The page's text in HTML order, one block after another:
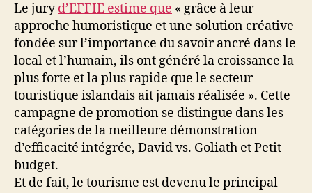
Le juryd’EFFIE estime que « grâce à leur
approche humoristique et une solution créative
fondée sur l’importance du savoir ancré dans le
local et l’humain, ils ont généré la croissance la
plus forte et la plus rapide que le secteur
touristique islandais ait jamais réalisée ». Cette
campagne de promotion se distingue dans les
catégories de la meilleure démonstration
d’efficacité intégrée, David vs. Goliath et Petit
budget.
Et de fait, le tourisme est devenu le principal